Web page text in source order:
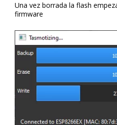
Una vez borrada la flash
firmware